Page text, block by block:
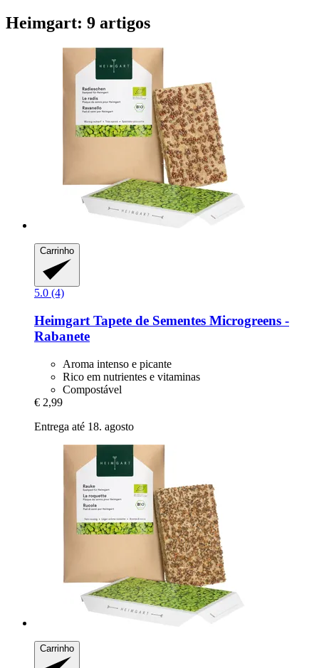
Heimgart: 9 artigos
Carrinho
5.0 (4)
Heimgart Tapete de Sementes Microgreens -​
Rabanete
Aroma intenso e picante
Rico em nutrientes e vitaminas
Compostável
€ 2,99
Entrega até 18. agosto
Carrinho